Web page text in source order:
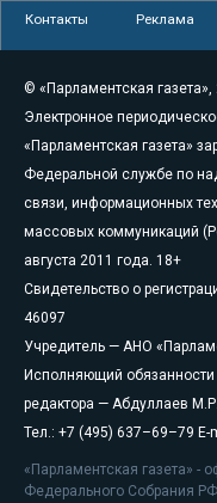
Контакты Реклама
© «Парламентская газета»,
Электронное
«Парламентская газета»
Федеральной службе по
связи, информационных
массовых коммуникаций
августа 2011 года. 18+
Свидетельство о
46097
Учредитель — АНО
Исполняющий обязанности
редактора — Абдуллаев М.Р.
Тел.: +7 (495) 637–69–79 E-
«Парламентская газета» -
Федерального Собрания